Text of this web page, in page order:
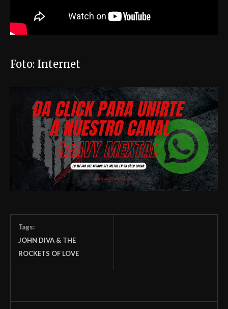
Foto: Internet
Tags:
JOHN DIVA & THE
ROCKETS OF LOVE